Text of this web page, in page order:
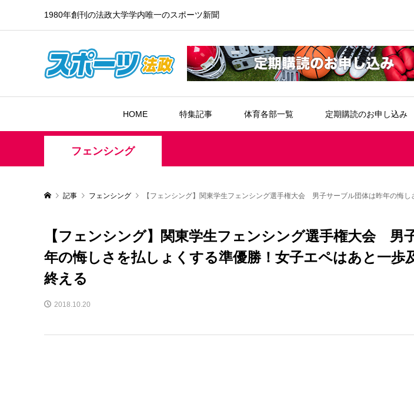
1980年創刊の法政大学学内唯一のスポーツ新聞
HOME 特集記事 体育各部一覧 定期購読のお申し込み
フェンシング
記事 フェンシング 【フェンシング】関東学生フェンシング選手権大会 男子サーブル団体は昨年の悔
【フェンシング】関東学生フェンシング選手権大会 男
年の悔しさを払しょくする準優勝！女子エペはあと一歩
終える
2018.10.20